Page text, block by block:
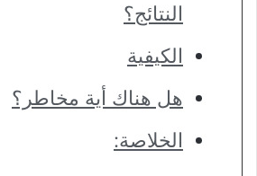
النتائج؟
الكيفية
هل هناك أية مخاطر؟
الخلاصة: